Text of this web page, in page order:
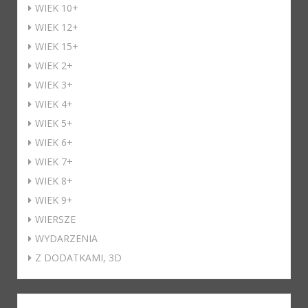
WIEK 10+
WIEK 12+
WIEK 15+
WIEK 2+
WIEK 3+
WIEK 4+
WIEK 5+
WIEK 6+
WIEK 7+
WIEK 8+
WIEK 9+
WIERSZE
WYDARZENIA
Z DODATKAMI, 3D